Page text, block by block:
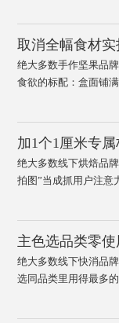
取消全幅食材
绝大多数手作坚果品
食欲的标配：盒面铺
加1个1厘米专
绝大多数线下烘焙品
拍图”当成抓用户注意
主色选品类零
绝大多数线下快消品
选同品类里用得最多